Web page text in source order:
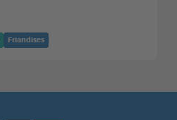
Friandises